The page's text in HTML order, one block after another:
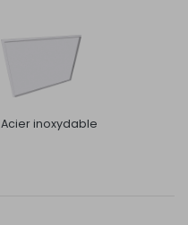
Acier inoxydable